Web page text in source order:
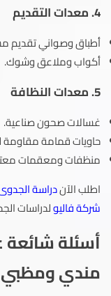
4. معدات التقديم
أطباق وصواني تقديم
أكواب وملاعق وشوك.
5. معدات النظافة
غسالات صحون صناعية.
حاويات قمامة مقاومة
منظفات ومعقمات
اطلب الآندراسة
شركة فاليولدراسات
أسئلة
مندي ومظبي FAQs